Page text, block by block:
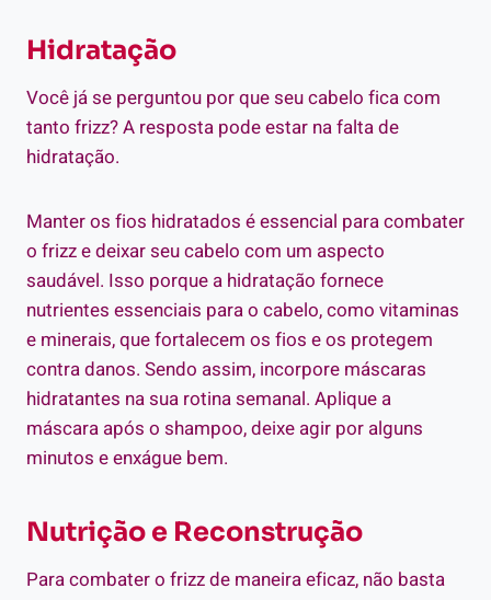
Hidratação
Você já se perguntou por que seu cabelo fica com
tanto frizz? A resposta pode estar na falta de
hidratação.
Manter os fios hidratados é essencial para combater
o frizz e deixar seu cabelo com um aspecto
saudável. Isso porque a hidratação fornece
nutrientes essenciais para o cabelo, como vitaminas
e minerais, que fortalecem os fios e os protegem
contra danos. Sendo assim, incorpore máscaras
hidratantes na sua rotina semanal. Aplique a
máscara após o shampoo, deixe agir por alguns
minutos e enxágue bem.
Nutrição e Reconstrução
Para combater o frizz de maneira eficaz, não basta